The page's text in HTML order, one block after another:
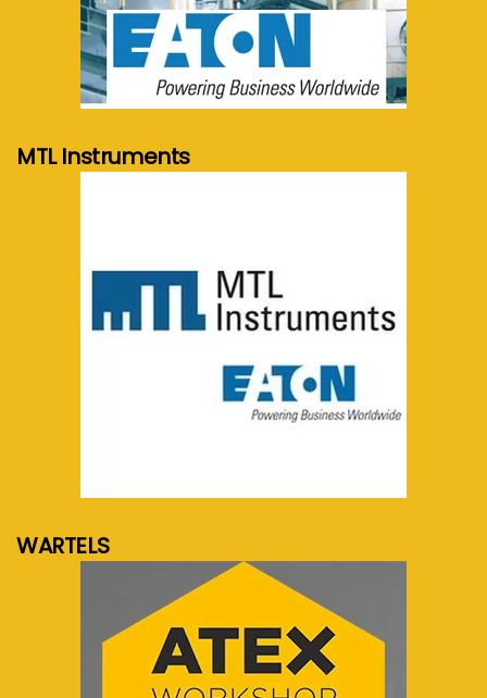
meer info...
MTL Instruments
WARTELS